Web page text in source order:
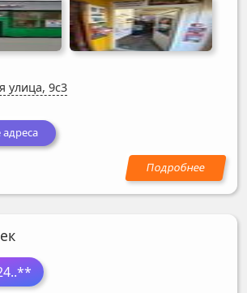
улица, 9с3
адреса
..**